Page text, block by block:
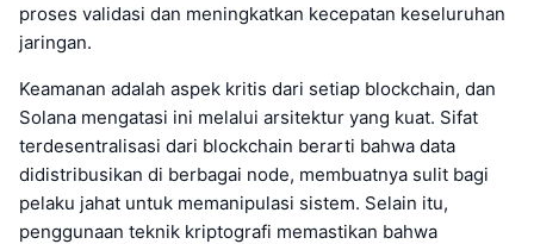
proses validasi dan meningkatkan kecepatan keseluruhan
jaringan.
Keamanan adalah aspek kritis dari setiap blockchain, dan
Solana mengatasi ini melalui arsitektur yang kuat. Sifat
terdesentralisasi dari blockchain berarti bahwa data
didistribusikan di berbagai node, membuatnya sulit bagi
pelaku jahat untuk memanipulasi sistem. Selain itu,
penggunaan teknik kriptografi memastikan bahwa